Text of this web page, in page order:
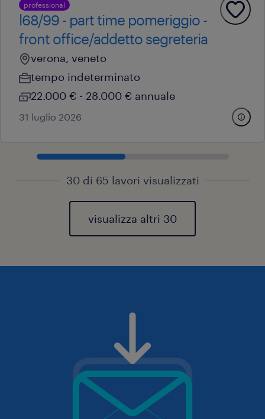
professional
l68/99 - part time pomeriggio -
front office/addetto segreteria
verona, veneto
tempo indeterminato
22.000 € - 28.000 € annuale
31 luglio 2026
30 di 65 lavori visualizzati
visualizza altri 30